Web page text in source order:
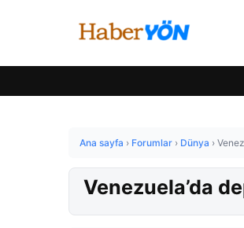
Ana sayfa › Forumlar › Dünya ›
Venezuela’da